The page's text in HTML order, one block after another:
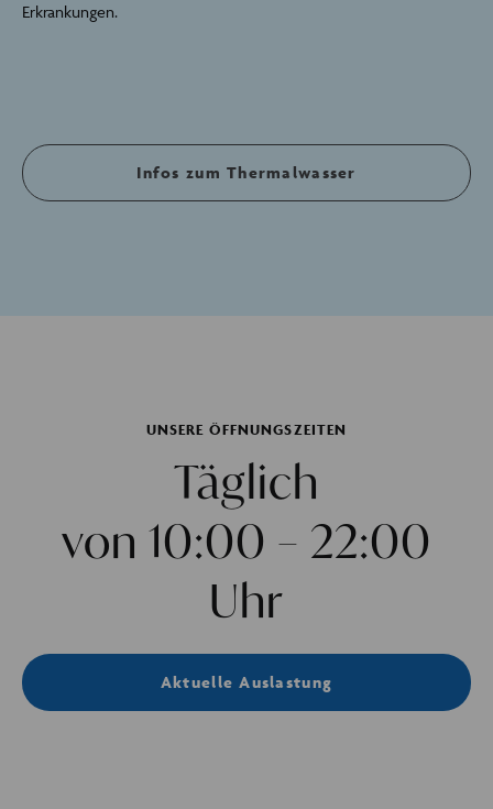
Erkrankungen.
Infos zum Thermalwasser
UNSERE ÖFFNUNGSZEITEN
Täglich
von 10:00 – 22:00
Uhr
Aktuelle Auslastung